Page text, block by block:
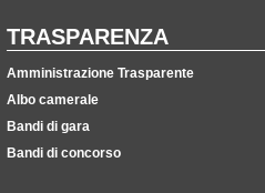
TRASPARENZA
Amministrazione Trasparente
Albo camerale
Bandi di gara
Bandi di concorso